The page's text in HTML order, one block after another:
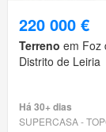
220 000 €
Terreno em Foz
Distrito de Leiria
Há 30+ dias
SUPERCASA -